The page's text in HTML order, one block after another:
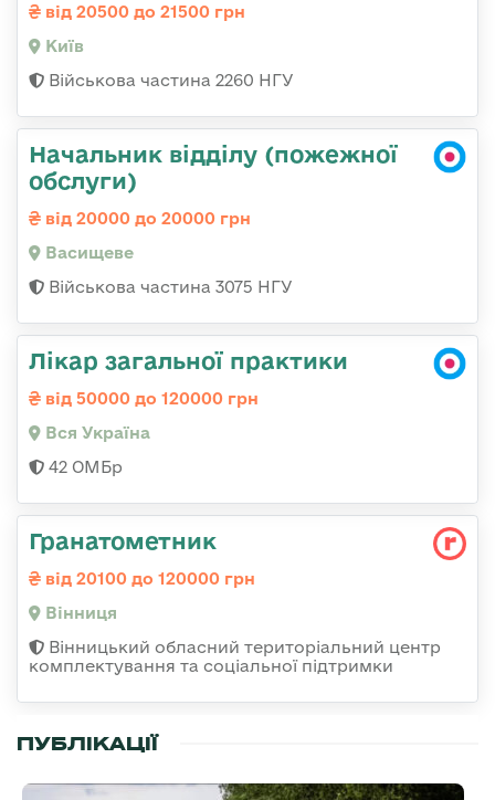
від 20500 до 21500 грн
Київ
Військова частина 2260 НГУ
Начальник відділу (пожежної
обслуги)
від 20000 до 20000 грн
Васищеве
Військова частина 3075 НГУ
Лікар загальної практики
від 50000 до 120000 грн
Вся Україна
42 ОМБр
Гранатометник
від 20100 до 120000 грн
Вінниця
Вінницький обласний територіальний центр
комплектування та соціальної підтримки
ПУБЛІКАЦІЇ